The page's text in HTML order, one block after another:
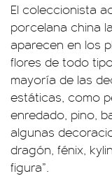
El coleccionista
porcelana china
aparecen en los
flores de todo
mayoría de las
estáticas, como
enredado, pino,
algunas
dragón, fénix,
figura”.